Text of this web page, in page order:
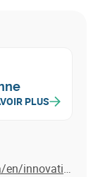
PLUS
fund